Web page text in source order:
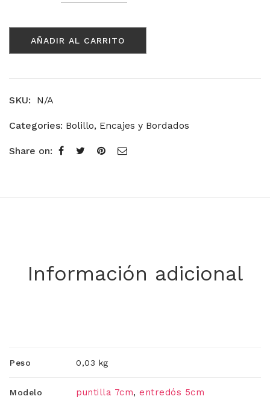
cantidad
AÑADIR AL CARRITO
SKU: N/A
Categories: Bolillo, Encajes y Bordados
Share on:
Información adicional
Peso 0,03 kg
Modelo puntilla 7cm, entredós 5cm